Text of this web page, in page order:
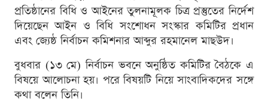
প্রতিষ্ঠানের বিধি ও আইনের তুলনামূলক চিত্র প্রস্তুতের নির্দেশ
দিয়েছেন আইন ও বিধি সংশোধন সংস্কার কমিটির প্রধান
এবং জ্যেষ্ঠ নির্বাচন কমিশনার আব্দুর রহমানেল মাছউদ।
বুধবার (১৩ মে) নির্বাচন ভবনে অনুষ্ঠিত কমিটির বৈঠকে এ
বিষয়ে আলোচনা হয়। পরে বিষয়টি নিয়ে সাংবাদিকদের সঙ্গে
কথা বলেন তিনি।